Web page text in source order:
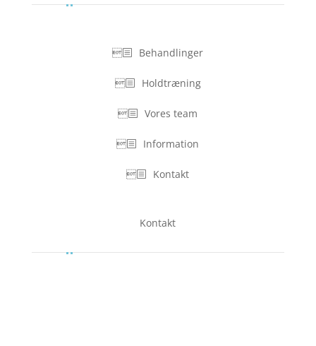
Behandlinger
Holdtræning
Vores team
Information
Kontakt
Kontakt